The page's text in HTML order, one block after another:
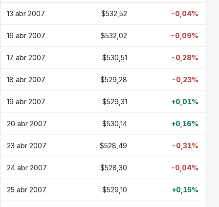
13 abr 2007 $532,52 -0,04%
16 abr 2007 $532,02 -0,09%
17 abr 2007 $530,51 -0,28%
18 abr 2007 $529,28 -0,23%
19 abr 2007 $529,31 +0,01%
20 abr 2007 $530,14 +0,16%
23 abr 2007 $528,49 -0,31%
24 abr 2007 $528,30 -0,04%
25 abr 2007 $529,10 +0,15%